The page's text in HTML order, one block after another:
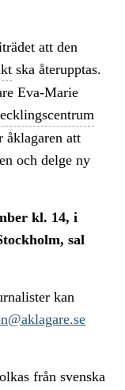
att den
ska återupptas.
Eva-Marie
åklagaren att
och delge ny
kl. 14, i
sal
kan
från svenska